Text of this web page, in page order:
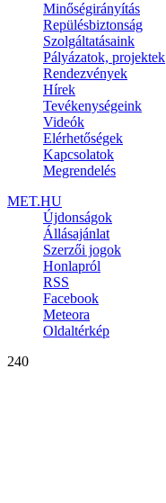
Minőségirányítás
Repülésbiztonság
Szolgáltatásaink
Pályázatok, projektek
Rendezvények
Hírek
Tevékenységeink
Videók
Elérhetőségek
Kapcsolatok
Megrendelés
MET.HU
Újdonságok
Állásajánlat
Szerzői jogok
Honlapról
RSS
Facebook
Meteora
Oldaltérkép
240